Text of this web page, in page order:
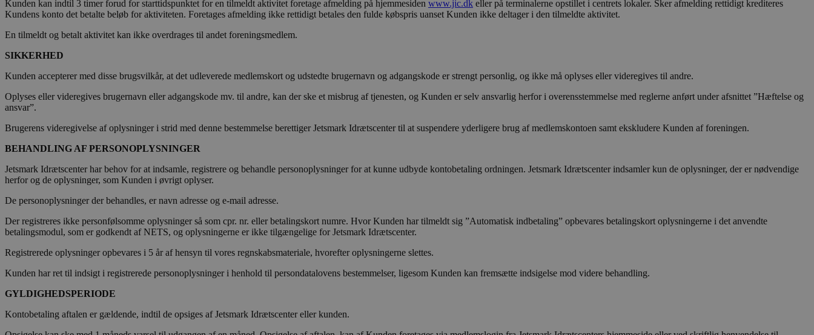
Kunden kan indtil 3 timer forud for starttidspunktet for en tilmeldt aktivitet foretage afmelding på hjemmesiden www.jic.dk eller på terminalerne opstillet i centrets lokaler. Sker afmelding rettidigt krediteres
Kundens konto det betalte beløb for aktiviteten. Foretages afmelding ikke rettidigt betales den fulde købspris uanset Kunden ikke deltager i den tilmeldte aktivitet.
En tilmeldt og betalt aktivitet kan ikke overdrages til andet foreningsmedlem.
SIKKERHED
Kunden accepterer med disse brugsvilkår, at det udleverede medlemskort og udstedte brugernavn og adgangskode er strengt personlig, og ikke må oplyses eller videregives til andre.
Oplyses eller videregives brugernavn eller adgangskode mv. til andre, kan der ske et misbrug af tjenesten, og Kunden er selv ansvarlig herfor i overensstemmelse med reglerne anført under afsnittet ”Hæftelse og
ansvar”.
Brugerens videregivelse af oplysninger i strid med denne bestemmelse berettiger Jetsmark Idrætscenter til at suspendere yderligere brug af medlemskontoen samt ekskludere Kunden af foreningen.
BEHANDLING AF PERSONOPLYSNINGER
Jetsmark Idrætscenter har behov for at indsamle, registrere og behandle personoplysninger for at kunne udbyde kontobetaling ordningen. Jetsmark Idrætscenter indsamler kun de oplysninger, der er nødvendige
herfor og de oplysninger, som Kunden i øvrigt oplyser.
De personoplysninger der behandles, er navn adresse og e-mail adresse.
Der registreres ikke personfølsomme oplysninger så som cpr. nr. eller betalingskort numre. Hvor Kunden har tilmeldt sig ”Automatisk indbetaling” opbevares betalingskort oplysningerne i det anvendte
betalingsmodul, som er godkendt af NETS, og oplysningerne er ikke tilgængelige for Jetsmark Idrætscenter.
Registrerede oplysninger opbevares i 5 år af hensyn til vores regnskabsmateriale, hvorefter oplysningerne slettes.
Kunden har ret til indsigt i registrerede personoplysninger i henhold til persondatalovens bestemmelser, ligesom Kunden kan fremsætte indsigelse mod videre behandling.
GYLDIGHEDSPERIODE
Kontobetaling aftalen er gældende, indtil de opsiges af Jetsmark Idrætscenter eller kunden.
VISITOR_INFO1_LIVE
Google LLC
5 måneder
Denne cookie indstilles af Youtube for at holde styr på brugerpræferencer for